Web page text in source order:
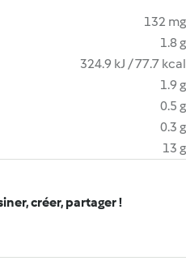
132 mg
1.8 g
324.9 kJ / 77.7 kcal
1.9 g
0.5 g
0.3 g
13 g
créer, partager !